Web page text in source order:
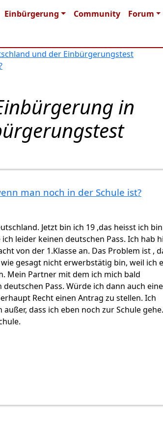
Einbürgerung Community
Forum
und der Einbürgerungstest
in
man noch in der Schule ist?
Jetzt bin ich 19 ,das heisst ich
ich leider keinen deutschen Pass. Ich hab
von der 1.Klasse an. Das Problem ist ,
gesagt nicht erwerbstätig bin, weil ich
Mein Partner mit dem ich mich bald
Pass. Würde ich dann auch
Recht einen Antrag zu stellen. Ich
dass ich eben noch zur Schule gehe.